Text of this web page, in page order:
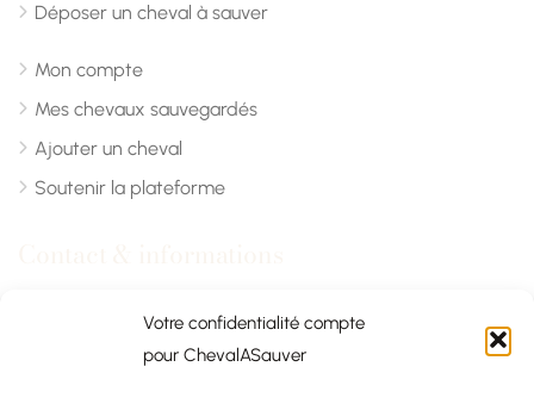
Votre confidentialité compte
pour ChevalASauver
Déposer un cheval à sauver
Mon compte
Mes chevaux sauvegardés
Ajouter un cheval
Soutenir la plateforme
Chevalasauver.com
Normandie, France